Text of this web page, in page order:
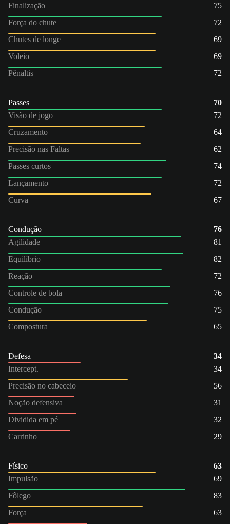
Finalização
75
Força do chute
72
Chutes de longe
69
Voleio
69
Pênaltis
72
Passes
70
Visão de jogo
72
Cruzamento
64
Precisão nas Faltas
62
Passes curtos
74
Lançamento
72
Curva
67
Condução
76
Agilidade
81
Equilíbrio
82
Reação
72
Controle de bola
76
Condução
75
Compostura
65
Defesa
34
Intercept.
34
Precisão no cabeceio
56
Noção defensiva
31
Dividida em pé
32
Carrinho
29
Físico
63
Impulsão
69
Fôlego
83
Força
63